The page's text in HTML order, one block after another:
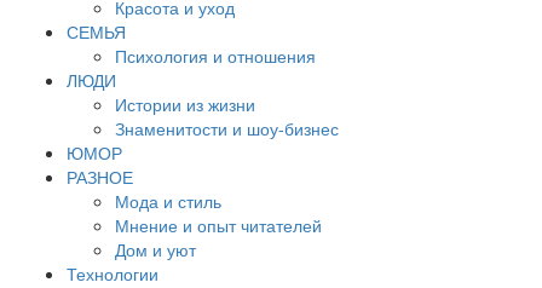
Красота и уход
СЕМЬЯ
Психология и отношения
ЛЮДИ
Истории из жизни
Знаменитости и шоу-бизнес
ЮМОР
РАЗНОЕ
Мода и стиль
Мнение и опыт читателей
Дом и уют
Технологии